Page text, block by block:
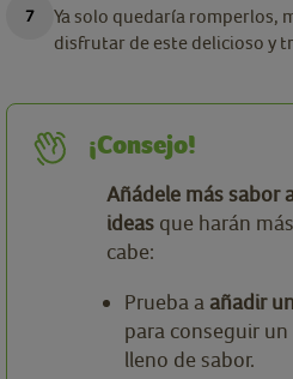
Ya solo quedaría romperlos,
disfrutar de este delicioso y
¡Consejo!
Añádele más sabor
ideas que harán
cabe:
Prueba a añadir un
para conseguir
lleno de sabor.